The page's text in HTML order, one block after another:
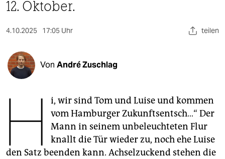
fragen & hilfe
genossenschaft
12. Oktober.
4.10.2025 17:05 Uhr teilen
Von André Zuschlag
H
i, wir sind Tom und Luise und kommen
vom Hamburger Zukunftsentsch…“ Der
Mann in seinem unbeleuchteten Flur
knallt die Tür wieder zu, noch ehe Luise
den Satz beenden kann. Achselzuckend stehen die